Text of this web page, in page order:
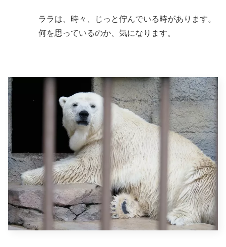
ララは、時々、じっと佇んでいる時があります。
何を思っているのか、気になります。